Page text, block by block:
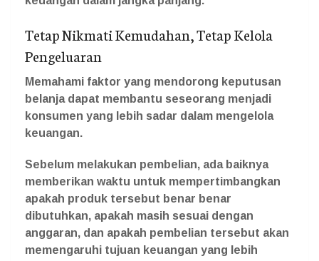
Tetap Nikmati Kemudahan, Tetap Kelola
Pengeluaran
Memahami faktor yang mendorong keputusan
belanja dapat membantu seseorang menjadi
konsumen yang lebih sadar dalam mengelola
keuangan.
Sebelum melakukan pembelian, ada baiknya
memberikan waktu untuk mempertimbangkan
apakah produk tersebut benar benar
dibutuhkan, apakah masih sesuai dengan
anggaran, dan apakah pembelian tersebut akan
memengaruhi tujuan keuangan yang lebih